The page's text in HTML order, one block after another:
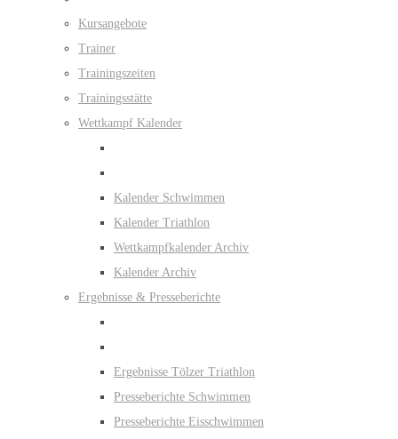
Kursangebote
Trainer
Trainingszeiten
Trainingsstätte
Wettkampf Kalender
Kalender Schwimmen
Kalender Triathlon
Wettkampfkalender Archiv
Kalender Archiv
Ergebnisse & Presseberichte
Ergebnisse Tölzer Triathlon
Presseberichte Schwimmen
Presseberichte Eisschwimmen